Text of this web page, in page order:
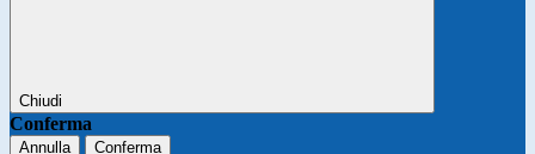
Chiudi
Conferma
Annulla Conferma